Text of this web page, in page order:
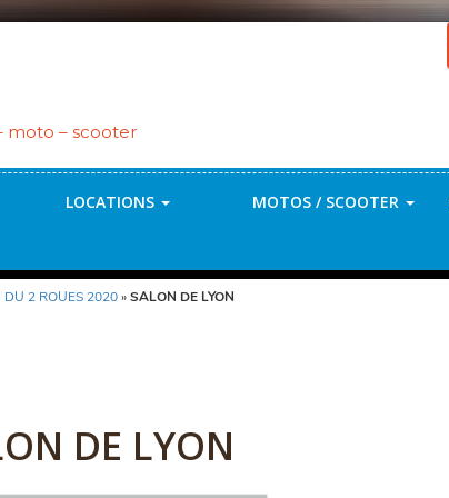
moto – scooter
LOCATIONS MOTOS / SCOOTER
DU 2 ROUES 2020»SALON DE LYON
DE LYON